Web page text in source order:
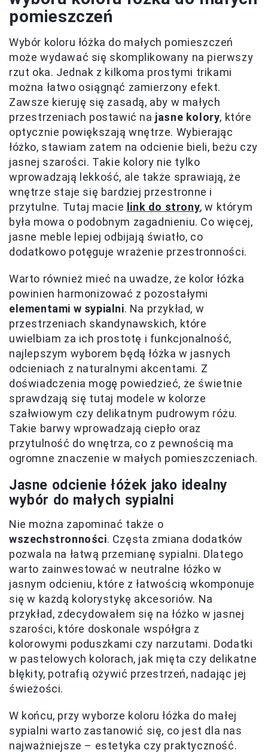
pomieszczeń
Wybór koloru łóżka do małych pomieszczeń
może wydawać się skomplikowany na pierwszy
rzut oka. Jednak z kilkoma prostymi trikami
można łatwo osiągnąć zamierzony efekt.
Zawsze kieruję się zasadą, aby w małych
przestrzeniach postawić na jasne kolory, które
optycznie powiększają wnętrze. Wybierając
łóżko, stawiam zatem na odcienie bieli, beżu czy
jasnej szarości. Takie kolory nie tylko
wprowadzają lekkość, ale także sprawiają, że
wnętrze staje się bardziej przestronne i
przytulne. Tutaj macie link do strony, w którym
była mowa o podobnym zagadnieniu. Co więcej,
jasne meble lepiej odbijają światło, co
dodatkowo potęguje wrażenie przestronności.
Warto również mieć na uwadze, że kolor łóżka
powinien harmonizować z pozostałymi
elementami w sypialni. Na przykład, w
przestrzeniach skandynawskich, które
uwielbiam za ich prostotę i funkcjonalność,
najlepszym wyborem będą łóżka w jasnych
odcieniach z naturalnymi akcentami. Z
doświadczenia mogę powiedzieć, że świetnie
sprawdzają się tutaj modele w kolorze
szałwiowym czy delikatnym pudrowym różu.
Takie barwy wprowadzają ciepło oraz
przytulność do wnętrza, co z pewnością ma
ogromne znaczenie w małych pomieszczeniach.
Jasne odcienie łóżek jako idealny
wybór do małych sypialni
Nie można zapominać także o
wszechstronności. Częsta zmiana dodatków
pozwala na łatwą przemianę sypialni. Dlatego
warto zainwestować w neutralne łóżko w
jasnym odcieniu, które z łatwością wkomponuje
się w każdą kolorystykę akcesoriów. Na
przykład, zdecydowałem się na łóżko w jasnej
szarości, które doskonale współgra z
kolorowymi poduszkami czy narzutami. Dodatki
w pastelowych kolorach, jak mięta czy delikatne
błękity, potrafią ożywić przestrzeń, nadając jej
świeżości.
W końcu, przy wyborze koloru łóżka do małej
sypialni warto zastanowić się, co jest dla nas
najważniejsze – estetyka czy praktyczność.